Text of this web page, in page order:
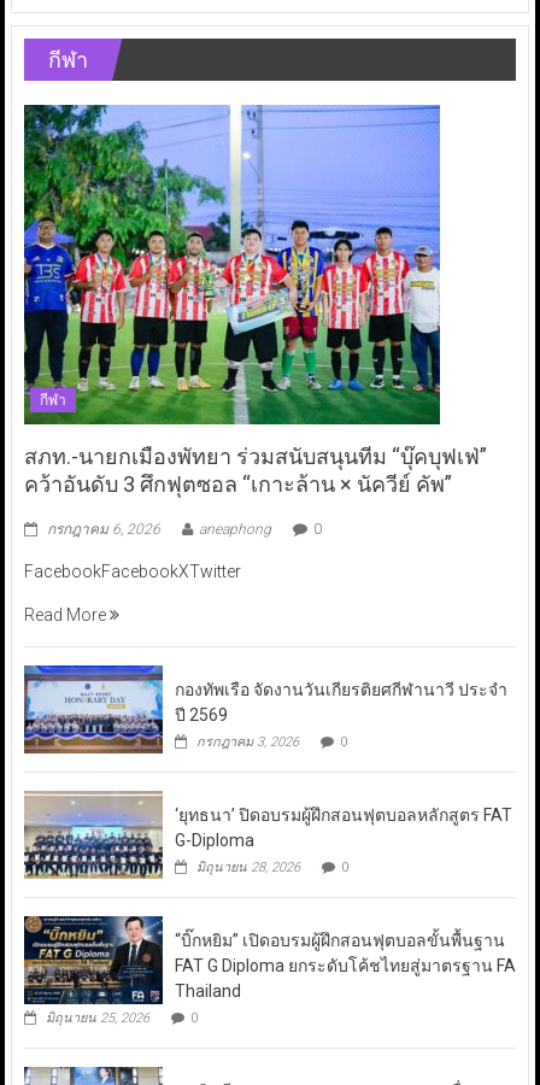
กีฬา
กีฬา
สภท.-นายกเมืองพัทยา ร่วมสนับสนุนทีม “บุ๊คบุฟเฟ่”
คว้าอันดับ 3 ศึกฟุตซอล “เกาะล้าน × นัควีย์ คัพ”
กรกฎาคม 6, 2026 aneaphong 0
FacebookFacebookXTwitter
Read More
กองทัพเรือ จัดงานวันเกียรติยศกีฬานาวี ประจำ
ปี 2569
กรกฎาคม 3, 2026 0
‘ยุทธนา’ ปิดอบรมผู้ฝึกสอนฟุตบอลหลักสูตร FAT
G-Diploma
มิถุนายน 28, 2026 0
“บิ๊กหยิม” เปิดอบรมผู้ฝึกสอนฟุตบอลขั้นพื้นฐาน
FAT G Diploma ยกระดับโค้ชไทยสู่มาตรฐาน FA
Thailand
มิถุนายน 25, 2026 0